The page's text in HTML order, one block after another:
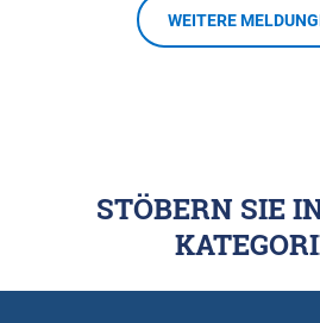
WEITERE
STÖBERN SIE